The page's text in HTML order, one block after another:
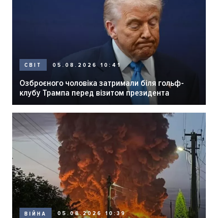
СВІТ 05.08.2026 10:41
Озброєного чоловіка затримали біля гольф-
клубу Трампа перед візитом президента
ВІЙНА 05.08.2026 10:39